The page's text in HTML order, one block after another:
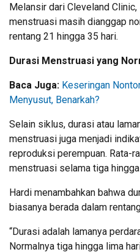
Melansir dari Cleveland
menstruasi masih dianggap
rentang 21 hingga 35 hari.
Durasi Menstruasi yang
Baca Juga: Keseringan
Menyusut, Benarkah?
Selain siklus, durasi atau
menstruasi juga menjadi
reproduksi perempuan. Rata-
menstruasi selama tiga hingga
Hardi menambahkan bahwa
biasanya berada dalam
“Durasi adalah lamanya
Normalnya tiga hingga lima